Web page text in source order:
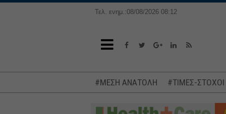
Τελ. ενημ.:08/08/2026 08:12
#ΜΕΣΗ ΑΝΑΤΟΛΗ #ΤΙΜΕΣ-